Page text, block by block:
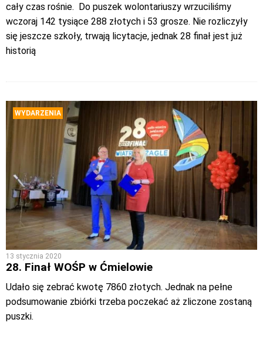
cały czas rośnie. Do puszek wolontariuszy wrzuciliśmy
wczoraj 142 tysiące 288 złotych i 53 grosze. Nie rozliczyły
się jeszcze szkoły, trwają licytacje, jednak 28 finał jest już
historią
WYDARZENIA
13 stycznia 2020
28. Finał WOŚP w Ćmielowie
Udało się zebrać kwotę 7860 złotych. Jednak na pełne
podsumowanie zbiórki trzeba poczekać aż zliczone zostaną
puszki.